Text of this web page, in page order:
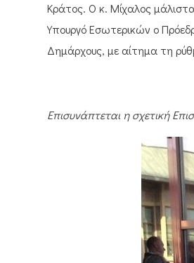
Κράτος. Ο κ. Μίχαλος
Υπουργό Εσωτερικών ο
Δημάρχους, με αίτημα τη
Επισυνάπτεται η σχετική